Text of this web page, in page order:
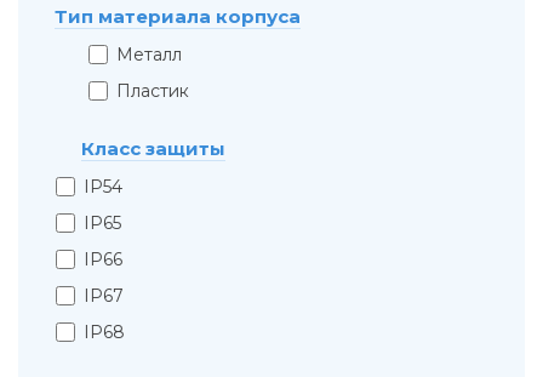
Тип материала корпуса
Металл
Пластик
Класс защиты
IP54
IP65
IP66
IP67
IP68